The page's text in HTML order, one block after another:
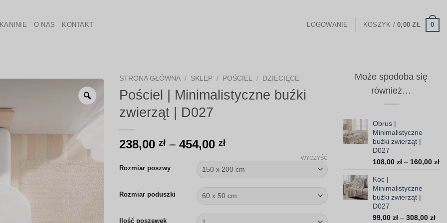
O NAS KONTAKT LOGOWANIE KOSZYK /0,00ZŁ 0
Zoom
STRONA GŁÓWNA / SKLEP / POŚCIEL / DZIECIĘCE
Pościel | Minimalistyczne buźki
zwierząt | D027
238,00 zł – 454,00 złZakres
od
238,00 zł
do
454,00 zł
Rozmiar poszwy
Rozmiar poduszki
Ilość poszewek
WYCZYŚĆ
Może spodoba się
również…
Obrus |
Minimalistyczne
buźki zwierząt |
D027
108,00 zł – 160,00 zł
Koc |
Minimalistyczne
buźki zwierząt |
D027
99,00 zł – 308,00 zł